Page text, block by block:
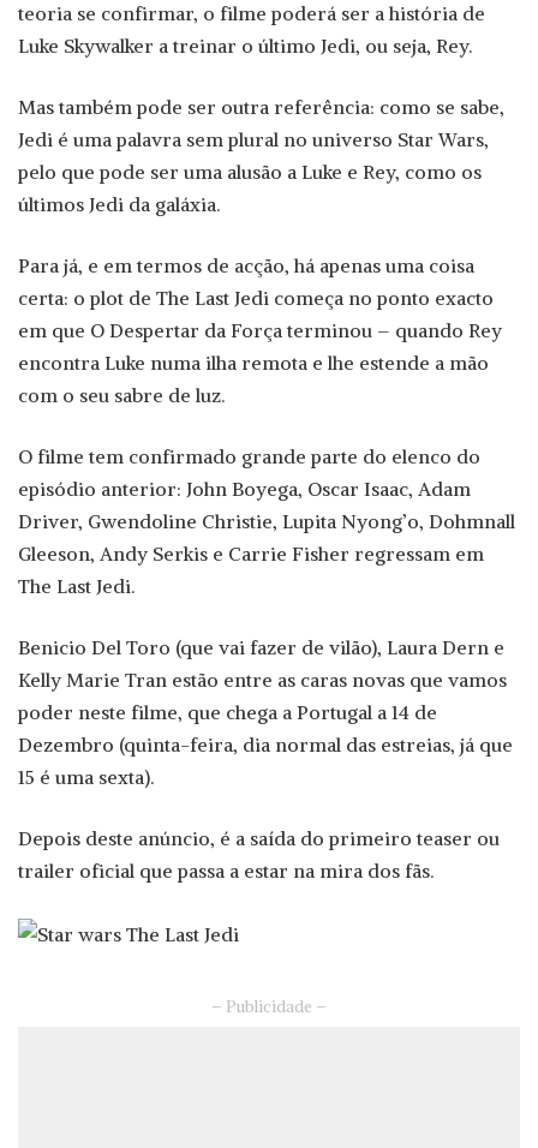
teoria se confirmar, o filme poderá ser a história de
Luke Skywalker a treinar o último Jedi, ou seja, Rey.
Mas também pode ser outra referência: como se sabe,
Jedi é uma palavra sem plural no universo Star Wars,
pelo que pode ser uma alusão a Luke e Rey, como os
últimos Jedi da galáxia.
Para já, e em termos de acção, há apenas uma coisa
certa: o plot de The Last Jedi começa no ponto exacto
em que O Despertar da Força terminou – quando Rey
encontra Luke numa ilha remota e lhe estende a mão
com o seu sabre de luz.
O filme tem confirmado grande parte do elenco do
episódio anterior: John Boyega, Oscar Isaac, Adam
Driver, Gwendoline Christie, Lupita Nyong’o, Dohmnall
Gleeson, Andy Serkis e Carrie Fisher regressam em
The Last Jedi.
Benicio Del Toro (que vai fazer de vilão), Laura Dern e
Kelly Marie Tran estão entre as caras novas que vamos
poder neste filme, que chega a Portugal a 14 de
Dezembro (quinta-feira, dia normal das estreias, já que
15 é uma sexta).
Depois deste anúncio, é a saída do primeiro teaser ou
trailer oficial que passa a estar na mira dos fãs.
– Publicidade –